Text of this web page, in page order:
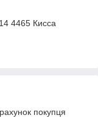
4465 Кисса
покупця